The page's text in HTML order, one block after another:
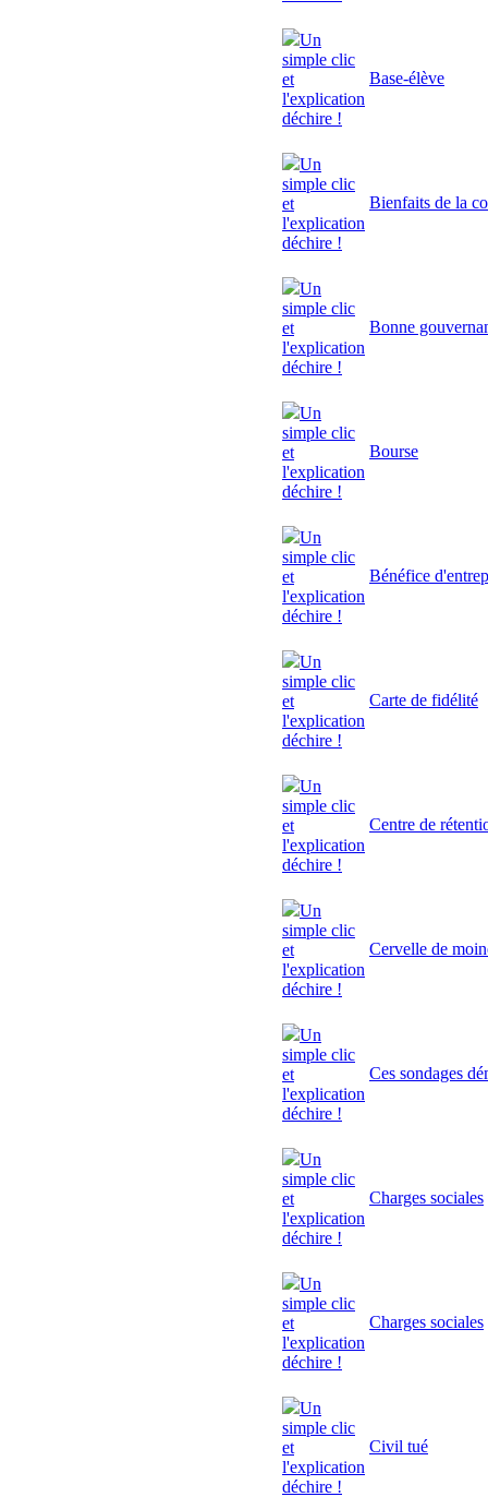
Un
simple clic
et
l'explication
déchire !
Base-élève
Un
simple clic
et
l'explication
déchire !
Bienfaits de la
Un
simple clic
et
l'explication
déchire !
Bonne
Un
simple clic
et
l'explication
déchire !
Bourse
Un
simple clic
et
l'explication
déchire !
Bénéfice
Un
simple clic
et
l'explication
déchire !
Carte de fidélité
Un
simple clic
et
l'explication
déchire !
Centre de
Un
simple clic
et
l'explication
déchire !
Cervelle de
Un
simple clic
et
l'explication
déchire !
Ces sondages
Un
simple clic
et
l'explication
déchire !
Charges sociales
Un
simple clic
et
l'explication
déchire !
Charges sociales
Un
simple clic
et
l'explication
déchire !
Civil tué